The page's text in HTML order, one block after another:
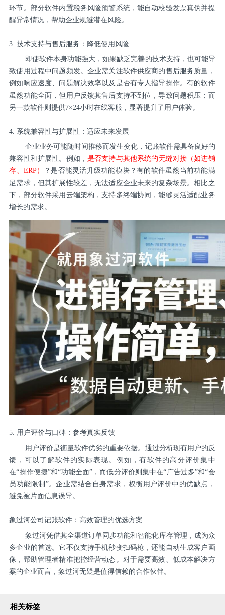
环节。部分软件内置税务风险预警系统，能自动校验发票真伪并提
醒异常情况，帮助企业规避潜在风险。
3. 技术支持与售后服务：降低使用风险
即使软件本身功能强大，如果缺乏完善的技术支持，也可能导
致使用过程中问题频发。企业需关注软件供应商的售后服务质量，
例如响应速度、问题解决效率以及是否有专人指导操作。有的软件
虽然功能全面，但用户反馈其售后支持不到位，导致问题积压；而
另一款软件则提供7×24小时在线客服，显著提升了用户体验。
4. 系统兼容性与扩展性：适应未来发展
企业业务可能随时间推移而发生变化，记账软件需具备良好的
兼容性和扩展性。例如， 是否支持与其他系统的无缝对接（如进销
存、ERP）
？是否能灵活升级功能模块？有的软件虽然当前功能满
足需求，但其扩展性较差，无法适应企业未来的复杂场景。相比之
下，部分软件采用云端架构，支持多终端协同，能够灵活适配业务
增长的需求。
5. 用户评价与口碑：参考真实反馈
用户评价是衡量软件优劣的重要依据。通过分析现有用户的反
馈，可以了解软件的实际表现。例如，有软件的高分评价集中
在“操作便捷”和“功能全面”，而低分评价则集中在“广告过多”和“会
员功能限制”。企业需结合自身需求，权衡用户评价中的优缺点，
避免被片面信息误导。
象过河公司记账软件：高效管理的优选方案
象过河凭借其全渠道订单同步功能和智能化库存管理，成为众
多企业的首选。它不仅支持手机秒变扫码枪，还能自动生成客户画
像，帮助管理者精准把控经营动态。对于需要高效、低成本解决方
案的企业而言，象过河无疑是值得信赖的合作伙伴。
相关标签